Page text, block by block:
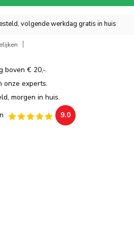
volgende werkdag gratis in huis
boven € 20,-.
onze experts.
morgen in huis.
9.0